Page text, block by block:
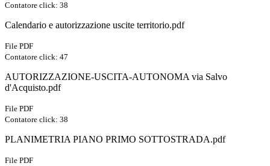
Contatore click: 38
Calendario e autorizzazione uscite territorio.pdf
File PDF
Contatore click: 47
AUTORIZZAZIONE-USCITA-AUTONOMA via Salvo
d'Acquisto.pdf
File PDF
Contatore click: 38
PLANIMETRIA PIANO PRIMO SOTTOSTRADA.pdf
File PDF